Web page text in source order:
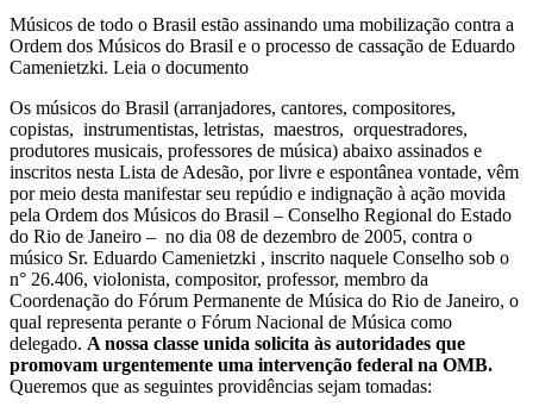
Músicos de todo o Brasil estão assinando uma mobilização contra a
Ordem dos Músicos do Brasil e o processo de cassação de Eduardo
Camenietzki. Leia o documento
Os músicos do Brasil (arranjadores, cantores, compositores,
copistas, instrumentistas, letristas, maestros, orquestradores,
produtores musicais, professores de música) abaixo assinados e
inscritos nesta Lista de Adesão, por livre e espontânea vontade, vêm
por meio desta manifestar seu repúdio e indignação à ação movida
pela Ordem dos Músicos do Brasil – Conselho Regional do Estado
do Rio de Janeiro – no dia 08 de dezembro de 2005, contra o
músico Sr. Eduardo Camenietzki , inscrito naquele Conselho sob o
n° 26.406, violonista, compositor, professor, membro da
Coordenação do Fórum Permanente de Música do Rio de Janeiro, o
qual representa perante o Fórum Nacional de Música como
delegado. A nossa classe unida solicita às autoridades que
promovam urgentemente uma intervenção federal na OMB.
Queremos que as seguintes providências sejam tomadas: